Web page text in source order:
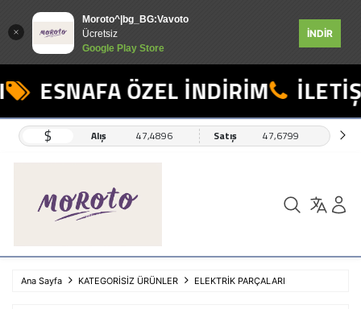
Moroto^|bg_BG:Vavoto
Ücretsiz
Google Play Store
İNDİR
ESNAFA ÖZEL İNDİRİM
$ Alış 47,4896 Satış 47,6799
Ana Sayfa KATEGORİSİZ ÜRÜNLER ELEKTRİK PARÇALARI